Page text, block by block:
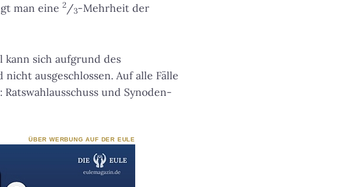
man eine 2/3-Mehrheit der
kann sich aufgrund des
ausgeschlossen. Auf alle Fälle
und Synoden-
ÜBER WERBUNG AUF DER EULE